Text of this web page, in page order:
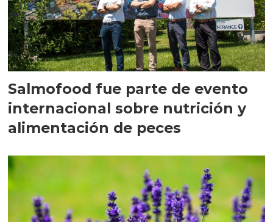
Salmofood fue parte de evento
internacional sobre nutrición y
alimentación de peces